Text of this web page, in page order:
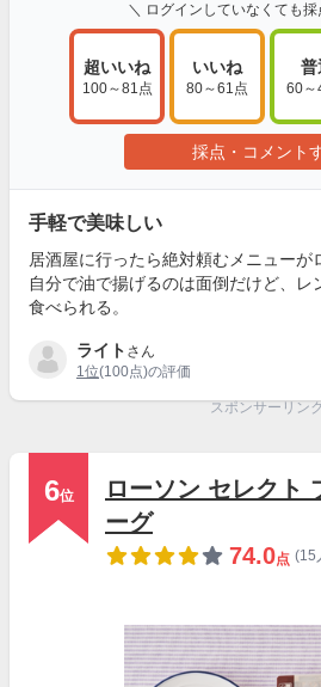
＼ ログインしていなくても採
超いいね
100～81点
いいね
80～61点
普
60～
採点・コメント
手軽で美味しい
居酒屋に行ったら絶対頼むメニューが
自分で油で揚げるのは面倒だけど、レ
食べられる。
ライト さん
1位(100点)の評価
スポンサーリンク
6位
ローソン セレクト
ーグ
74.0点 (15